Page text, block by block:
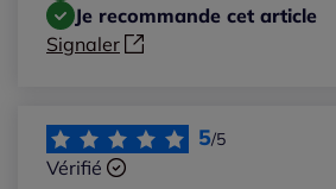
Notes les plus basses
Je recommande cet article
Signaler
5/5
Vérifié